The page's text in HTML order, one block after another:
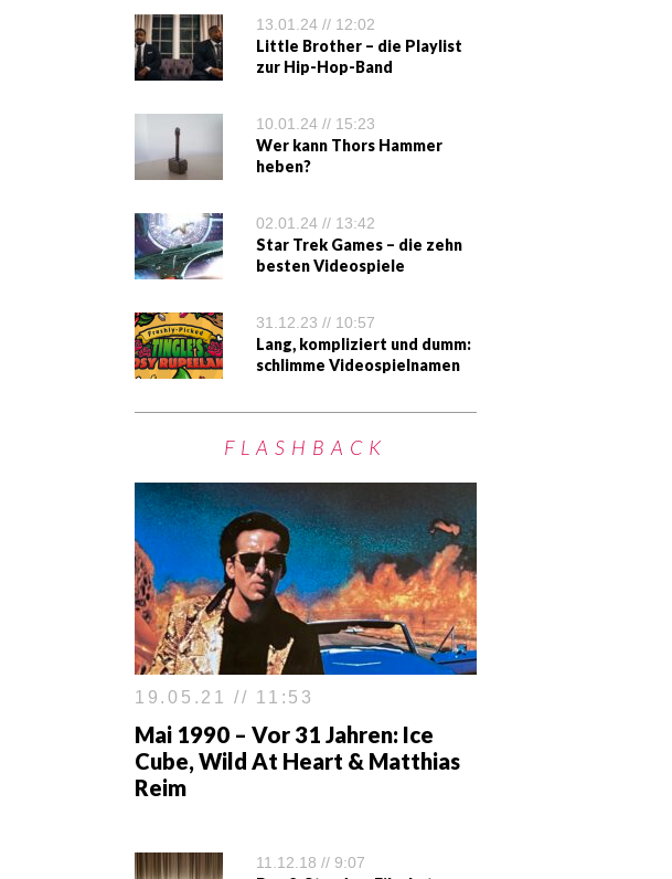
13.01.24 // 12:02
Little Brother – die Playlist
zur Hip-Hop-Band
10.01.24 // 15:23
Wer kann Thors Hammer
heben?
02.01.24 // 13:42
Star Trek Games – die zehn
besten Videospiele
31.12.23 // 10:57
Lang, kompliziert und dumm:
schlimme Videospielnamen
FLASHBACK
19.05.21 // 11:53
Mai 1990 – Vor 31 Jahren: Ice
Cube, Wild At Heart & Matthias
Reim
11.12.18 // 9:07